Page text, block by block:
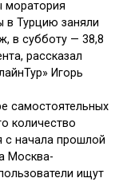
в Турцию заняли
в субботу — 38,8
рассказал
Игорь
самостоятельных
количество
с начала прошлой
Москва-
ищут